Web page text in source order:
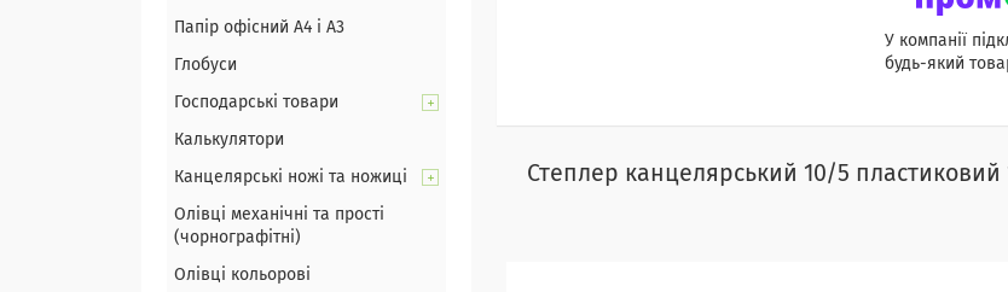
У компанії
будь-який
Степлер канцелярський 10/5 пластиковий
Папір офісний А4 і А3
Глобуси
Господарські товари
Калькулятори
Канцелярські ножі та ножиці
Олівці механічні та прості
(чорнографітні)
Олівці кольорові